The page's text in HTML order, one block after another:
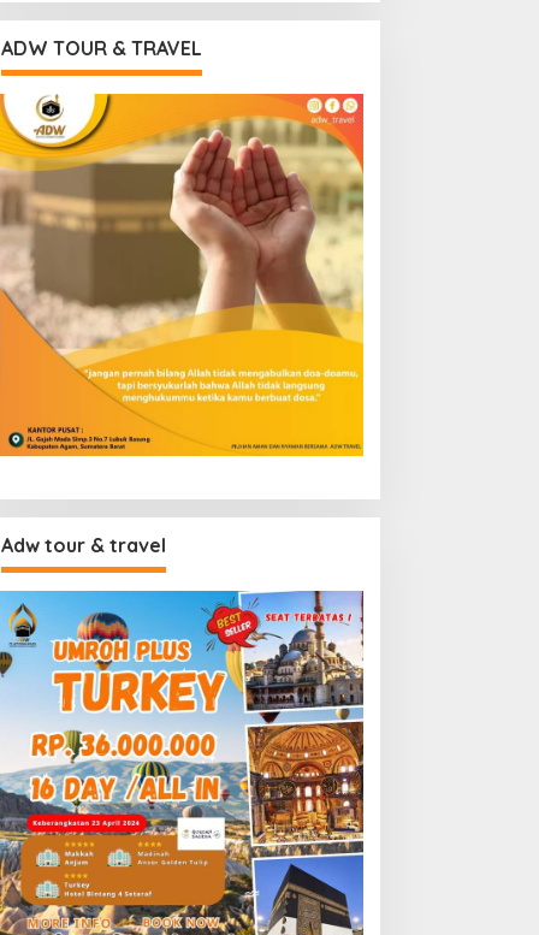
ADW TOUR & TRAVEL
Adw tour & travel